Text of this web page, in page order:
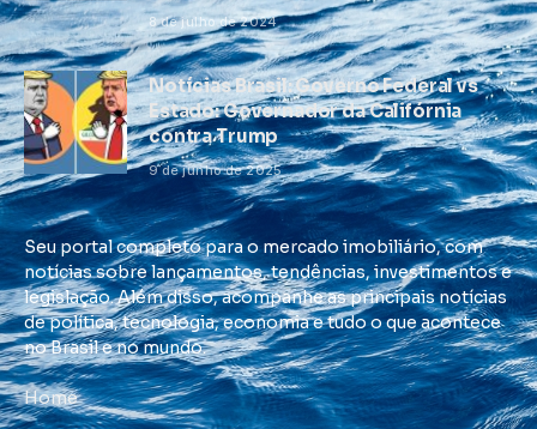
8 de julho de 2024
Notícias Brasil: Governo Federal vs
Estado: Governador da Califórnia
contra Trump
9 de junho de 2025
Seu portal completo para o mercado imobiliário, com
notícias sobre lançamentos, tendências, investimentos e
legislação. Além disso, acompanhe as principais notícias
de política, tecnologia, economia e tudo o que acontece
no Brasil e no mundo.
Home